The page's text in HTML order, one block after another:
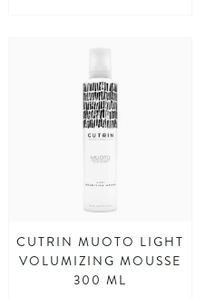
CUTRIN MUOTO LIGHT
VOLUMIZING MOUSSE
300 ML